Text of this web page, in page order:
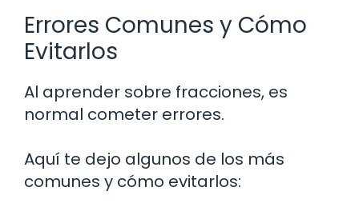
Errores Comunes y Cómo
Evitarlos
Al aprender sobre fracciones, es
normal cometer errores.
Aquí te dejo algunos de los más
comunes y cómo evitarlos: